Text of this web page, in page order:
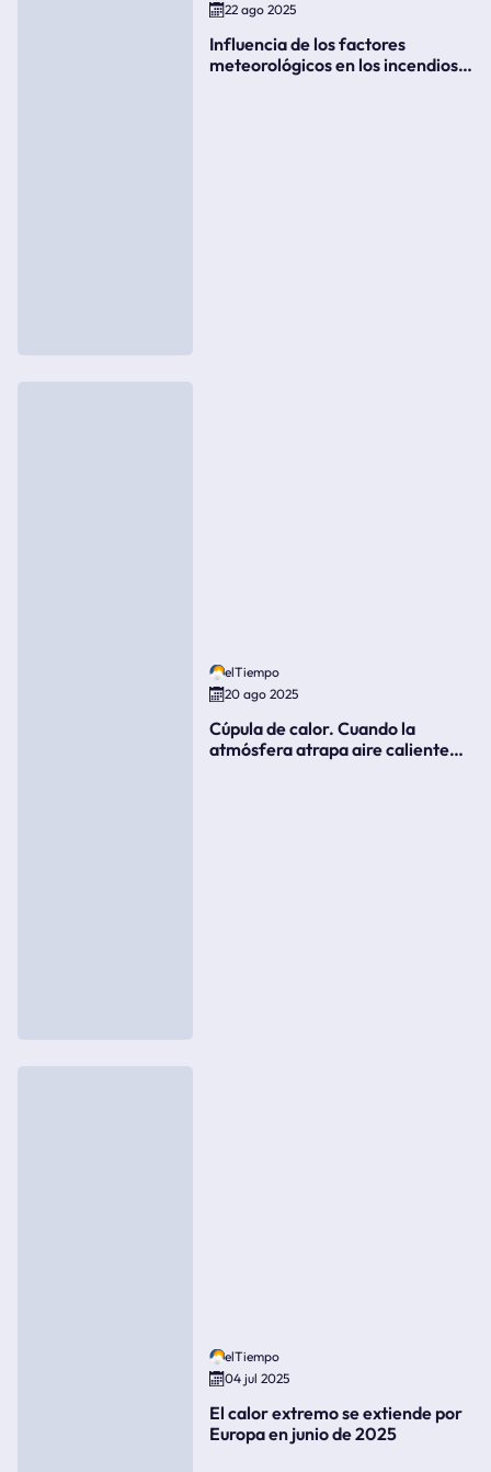
22 ago 2025
Influencia de los factores
meteorológicos en los incendios
elTiempo
20 ago 2025
Cúpula de calor. Cuando la
atmósfera atrapa aire caliente
elTiempo
04 jul 2025
El calor extremo se extiende por
Europa en junio de 2025